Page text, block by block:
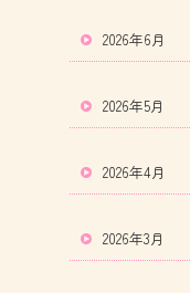
2026年6月
2026年5月
2026年4月
2026年3月